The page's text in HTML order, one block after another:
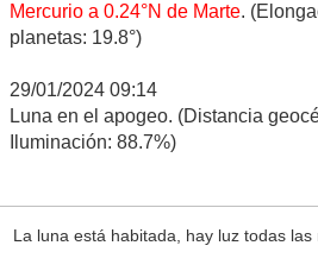
Mercurio a 0.24°N de Marte.
planetas: 19.8°)
29/01/2024 09:14
Luna en el apogeo. (Distancia
Iluminación: 88.7%)
La luna está habitada, hay luz todas las